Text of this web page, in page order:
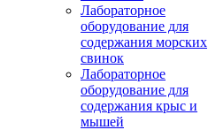
Лабораторное
оборудование для
содержания морских
свинок
Лабораторное
оборудование для
содержания крыс и
мышей